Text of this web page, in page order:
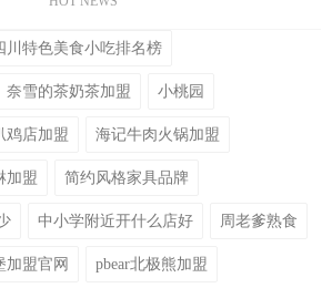
川特色美食小吃排名榜
奈雪的茶奶茶加盟 小桃园
鸡店加盟 海记牛肉火锅加盟
加盟 简约风格家具品牌
中小学附近开什么店好 周老爹熟食
加盟官网 pbear北极熊加盟